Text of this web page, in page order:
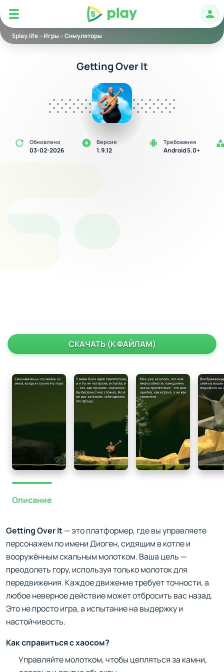
5play
5play.life» Игры »Симуляторы
Getting Over It
Обновлено
03-02-2026
Версия
1.9.12
Требования
Android 5.0+
СКАЧАТЬ (К ФАЙЛАМ)
Описание
Getting Over It— это платформер, где вы управляете
персонажем по имени Диоген, сидящим в котле и
вооружённым скальным молотком. Ваша цель —
преодолеть гору, используя только молоток для
передвижения. Каждое движение требует точности, а
любое неверное действие может отбросить вас назад.
Это не просто игра, а испытание на выдержку и
настойчивость.
Как справиться с хаосом?
Управляйте молотком, чтобы цепляться за камни,